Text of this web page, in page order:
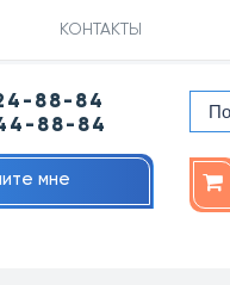
КОНТАКТЫ
88-84
88-84
мне